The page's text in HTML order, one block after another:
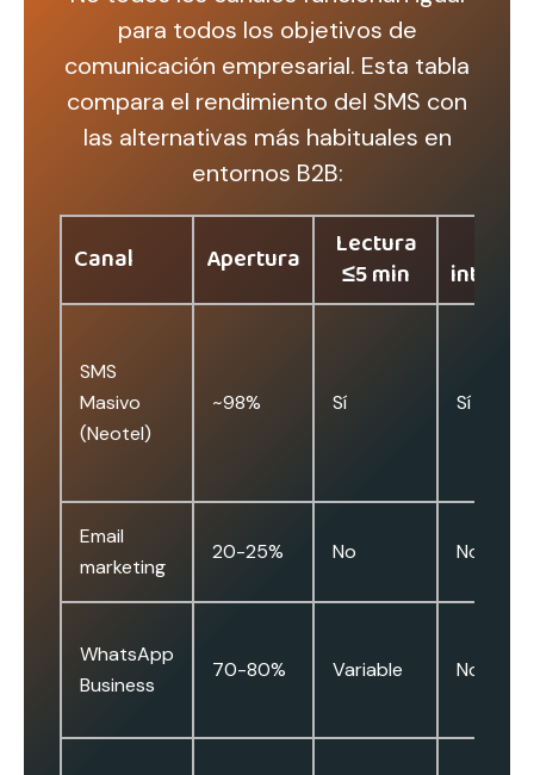
para todos los objetivos de
comunicación empresarial. Esta tabla
compara el rendimiento del SMS con
las alternativas más habituales en
entornos B2B:
Canal Apertura Lectura
≤5 min internet
SMS
Masivo
(Neotel)
~98% Sí Sí
Email
marketing
20-25% No No
WhatsApp
Business
70-80% Variable No